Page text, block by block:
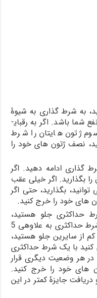
به شرط گذاری به شیوۀ
شما باشد. اگر به رقبای­
ژتون­ های­تان را شرط
نصف ژتون­ های خود را
گذاری ادامه دهید. اگر
بگذارید. اگر خیلی عقب
بگذارید، حتی اگر
های خود را خرج کنید.
حداکثری جلو هستید،
طوری شرط بگذارید که دو برابر شرط حداکثری به علاوه­ی 5
کم از سایرین جلو هستید،
کنید با یک شرط حداکثری
بزنید. در هر وضعیت دیگری قرار
­های خود را خرج کنید.
جایزۀ کمتر در این